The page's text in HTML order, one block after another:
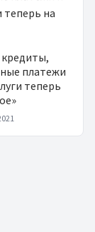
платежи
теперь